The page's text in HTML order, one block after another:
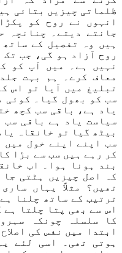
ظلماتی چیزیں بتائی
انہوں نے روح کو
جانتے دیتے۔ چنانچہ ح
ہیں
وہ
تفصیل کے
روح آزاد ہو گ ی،
جب تک
نہیں ہے۔ میں آپ کو
معاف کرے۔ ہم بہت
تبلیغ میں آیا تو اس
سب کو بھول گیا۔ کوئی
یاد ہے، باقی سب کچھ
سیاست یاد ہے باقی سب
بیٹھ گیا تو خانقاہ
سب اپنے اپ نے خول میں
کر رہے ہیں سب سے بڑا
بند ہونا ہوا۔
اب
کہ
اصل چیزیں ہٹتی
تھیں؟
مثلاً یہاں ساری
ترتیب کے ساتھ چلنا
اس سے بھی پتا چلتا ہے
کا سلسلہ چ ونکہ
ابتدا میں نفس کی
ہوتی تھی۔ اسی لئے